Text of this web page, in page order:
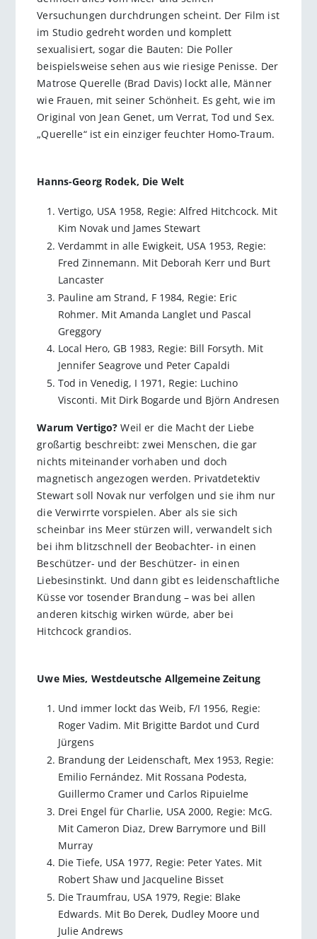
Versuchungen durchdrungen scheint. Der Film ist
im Studio gedreht worden und komplett
sexualisiert, sogar die Bauten: Die Poller
beispielsweise sehen aus wie riesige Penisse. Der
Matrose Querelle (Brad Davis) lockt alle, Männer
wie Frauen, mit seiner Schönheit. Es geht, wie im
Original von Jean Genet, um Verrat, Tod und Sex.
„Querelle“ ist ein einziger feuchter Homo-Traum.
Hanns-Georg Rodek, Die Welt
Vertigo, USA 1958, Regie: Alfred Hitchcock. Mit
Kim Novak und James Stewart
Verdammt in alle Ewigkeit, USA 1953, Regie:
Fred Zinnemann. Mit Deborah Kerr und Burt
Lancaster
Pauline am Strand, F 1984, Regie: Eric
Rohmer. Mit Amanda Langlet und Pascal
Greggory
Local Hero, GB 1983, Regie: Bill Forsyth. Mit
Jennifer Seagrove und Peter Capaldi
Tod in Venedig, I 1971, Regie: Luchino
Visconti. Mit Dirk Bogarde und Björn Andresen
Warum Vertigo? Weil er die Macht der Liebe
großartig beschreibt: zwei Menschen, die gar
nichts miteinander vorhaben und doch
magnetisch angezogen werden. Privatdetektiv
Stewart soll Novak nur verfolgen und sie ihm nur
die Verwirrte vorspielen. Aber als sie sich
scheinbar ins Meer stürzen will, verwandelt sich
bei ihm blitzschnell der Beobachter- in einen
Beschützer- und der Beschützer- in einen
Liebesinstinkt. Und dann gibt es leidenschaftliche
Küsse vor tosender Brandung – was bei allen
anderen kitschig wirken würde, aber bei
Hitchcock grandios.
Uwe Mies, Westdeutsche Allgemeine Zeitung
Und immer lockt das Weib, F/I 1956, Regie:
Roger Vadim. Mit Brigitte Bardot und Curd
Jürgens
Brandung der Leidenschaft, Mex 1953, Regie:
Emilio Fernández. Mit Rossana Podesta,
Guillermo Cramer und Carlos Ripuielme
Drei Engel für Charlie, USA 2000, Regie: McG.
Mit Cameron Diaz, Drew Barrymore und Bill
Murray
Die Tiefe, USA 1977, Regie: Peter Yates. Mit
Robert Shaw und Jacqueline Bisset
Die Traumfrau, USA 1979, Regie: Blake
Edwards. Mit Bo Derek, Dudley Moore und
Julie Andrews